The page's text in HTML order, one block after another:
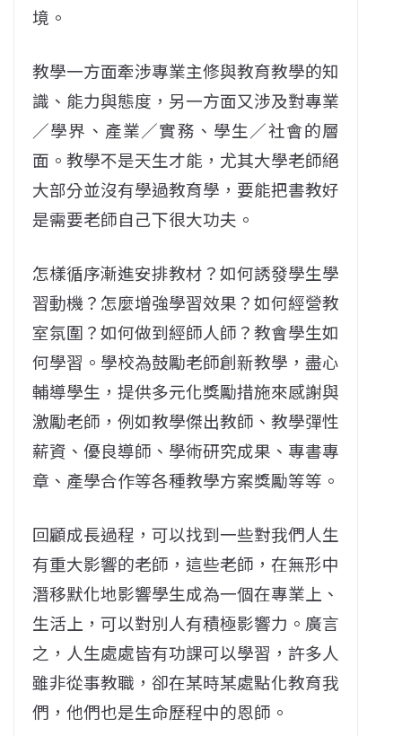
境。
教學一方面牽涉專業主修與教育教學的知
識、能力與態度，另一方面又涉及對專業
／學界、產業／實務、學生／社會的層
面。教學不是天生才能，尤其大學老師絕
大部分並沒有學過教育學，要能把書教好
是需要老師自己下很大功夫。
怎樣循序漸進安排教材？如何誘發學生學
習動機？怎麼增強學習效果？如何經營教
室氛圍？如何做到經師人師？教會學生如
何學習。學校為鼓勵老師創新教學，盡心
輔導學生，提供多元化獎勵措施來感謝與
激勵老師，例如教學傑出教師、教學彈性
薪資、優良導師、學術研究成果、專書專
章、產學合作等各種教學方案獎勵等等。
回顧成長過程，可以找到一些對我們人生
有重大影響的老師，這些老師，在無形中
潛移默化地影響學生成為一個在專業上、
生活上，可以對別人有積極影響力。廣言
之，人生處處皆有功課可以學習，許多人
雖非從事教職，卻在某時某處點化教育我
們，他們也是生命歷程中的恩師。